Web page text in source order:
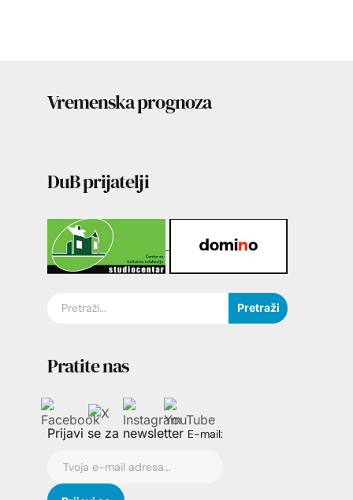
Vremenska prognoza
DuB prijatelji
Pretraži
Pratite nas
Prijavi se za newsletter E-mail: